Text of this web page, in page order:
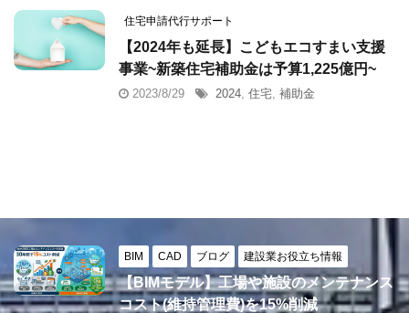
住宅申請代行サポート
【2024年も延長】こどもエコすまい支援
事業~新築住宅補助金は予算1,225億円~
2023/8/29 2024 住宅 補助金
BIM CAD ブログ 建設業お役立ち情報
【BIMモデル】工場や施設のメンテナンス
コスト(維持管理費)を15%削減